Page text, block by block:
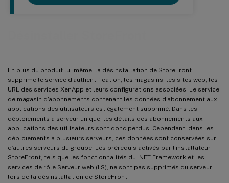
En plus du produit lui-même, la désinstallation de StoreFront
supprime le service d’authentification, les magasins, les sites web, les
URL des services XenApp et leurs configurations associées. Le service
de magasin d’abonnements contenant les données d’abonnement aux
applications des utilisateurs est également supprimé. Dans les
déploiements à serveur unique, les détails des abonnements aux
applications des utilisateurs sont donc perdus. Cependant, dans les
déploiements à plusieurs serveurs, ces données sont conservées sur
d’autres serveurs du groupe. Les prérequis activés par l’installateur
StoreFront, tels que les fonctionnalités du .NET Framework et les
services de rôle Serveur web (IIS), ne sont pas supprimés du serveur
lors de la désinstallation de StoreFront.